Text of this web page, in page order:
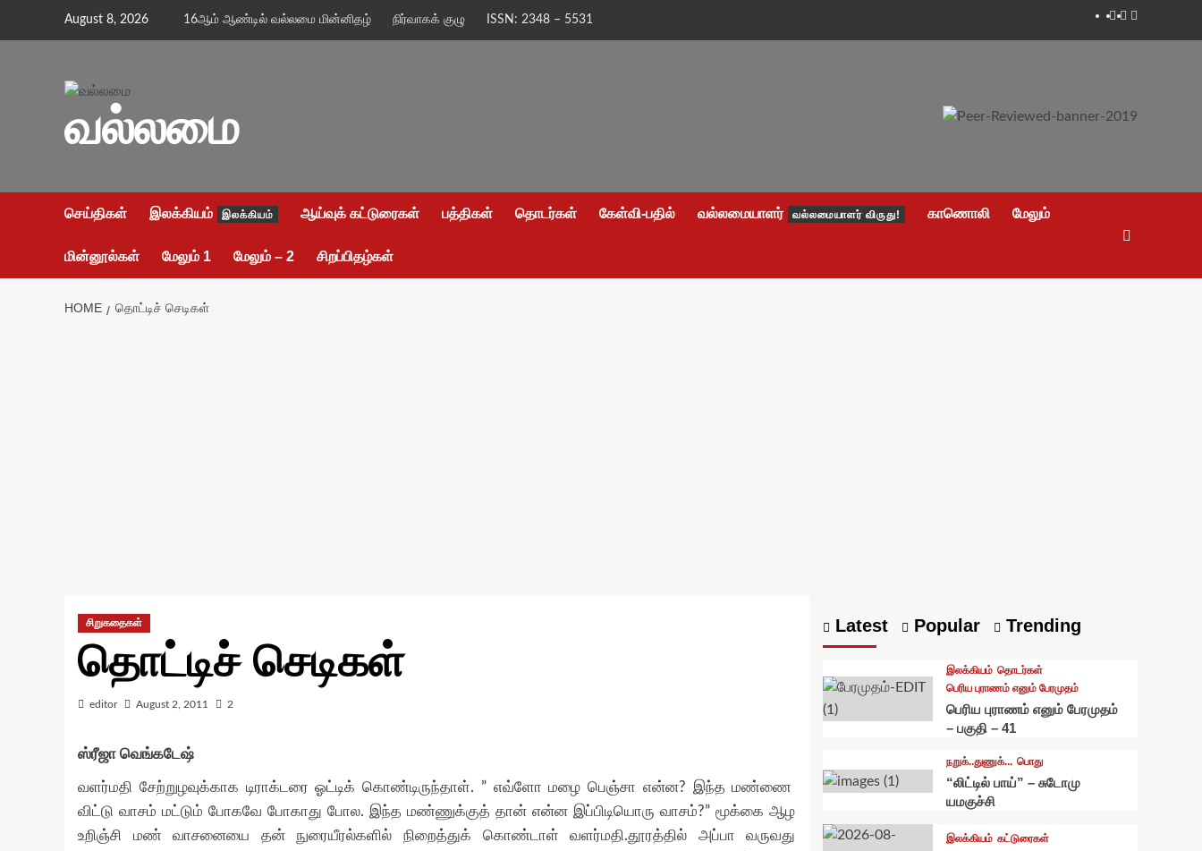
August 8, 2026 16ஆம் ஆண்டில் வல்லமை மின்னிதழ் நிர்வாகக் குழு ISSN: 2348 – 5531 Facebook
Twitter
Youtube
வல்லமை
செய்திகள் இலக்கியம் இலக்கியம் ஆய்வுக் கட்டுரைகள் பத்திகள் தொடர்கள் கேள்வி-பதில் வல்லமையாளர் வல்லமையாளர் விருது! காணொலி மேலும்
மின்னூல்கள் மேலும் 1 மேலும் – 2 சிறப்பிதழ்கள்
HOME தொட்டிச் செடிகள்
சிறுகதைகள்
தொட்டிச் செடிகள்
editor August 2, 2011 2
ஸ்ரீஜா வெங்கடேஷ்
வளர்மதி சேற்றுழவுக்காக டிராக்டரை ஓட்டிக் கொண்டிருந்தாள். ” எவ்ளோ மழை பெஞ்சா என்ன? இந்த மண்ணை
விட்டு வாசம் மட்டும் போகவே போகாது போல. இந்த மண்ணுக்குத் தான் என்ன இப்பிடியொரு வாசம்?” மூக்கை ஆழ
உறிஞ்சி மண் வாசனையை தன் நுரையீரல்களில் நிறைத்துக் கொண்டாள் வளர்மதி.தூரத்தில் அப்பா வருவது
Latest Popular Trending
இலக்கியம் தொடர்கள்
பெரிய புராணம் எனும் பேரமுதம்
பெரிய புராணம் எனும் பேரமுதம்
– பகுதி – 41
நறுக்..துணுக்... பொது
“லிட்டில் பாய்” – சுடோமு
யமகுச்சி
இலக்கியம் கட்டுரைகள்